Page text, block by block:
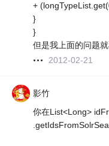
+
}
}
但是我上面的问题
2012-02-21
影竹
你在List<Long>